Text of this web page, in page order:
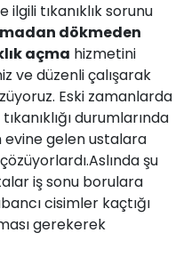
ilgili tıkanıklık sorunu
dökmeden
açma hizmetini
ve düzenli çalışarak
Eski zamanlarda
durumlarında
evine gelen ustalara
şu
iş sonu borulara
cisimler kaçtığı
gerekerek